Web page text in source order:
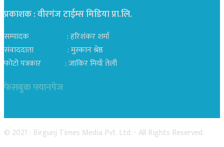
प्रकाशक : वीरगंज टाईम्स मिडिया प्रा‍.लि.
सम्पादक : हरिशंकर शर्मा
संवाददाता : मुस्कान श्रेष्ठ
फोटो पत्रकार : जाकिर मियाँ तेली
फेसबुक फ्यानपेज
© 2021 : Birgunj Times Media Pvt. Ltd. - All Rights Reserved.